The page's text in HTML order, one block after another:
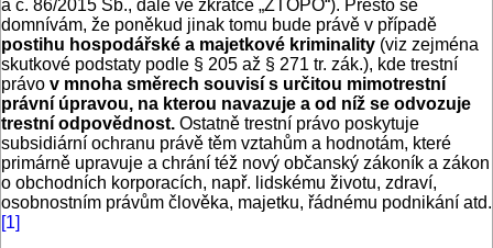
a č. 86/2015 Sb., dále ve zkratce „ZTOPO“). Přesto se
domnívám, že poněkud jinak tomu bude právě v případě
postihu hospodářské a majetkové kriminality (viz zejména
skutkové podstaty podle § 205 až § 271 tr. zák.), kde trestní
právo v mnoha směrech souvisí s určitou mimotrestní
právní úpravou, na kterou navazuje a od níž se odvozuje
trestní odpovědnost. Ostatně trestní právo poskytuje
subsidiární ochranu právě těm vztahům a hodnotám, které
primárně upravuje a chrání též nový občanský zákoník a zákon
o obchodních korporacích, např. lidskému životu, zdraví,
osobnostním právům člověka, majetku, řádnému podnikání atd.
[1]